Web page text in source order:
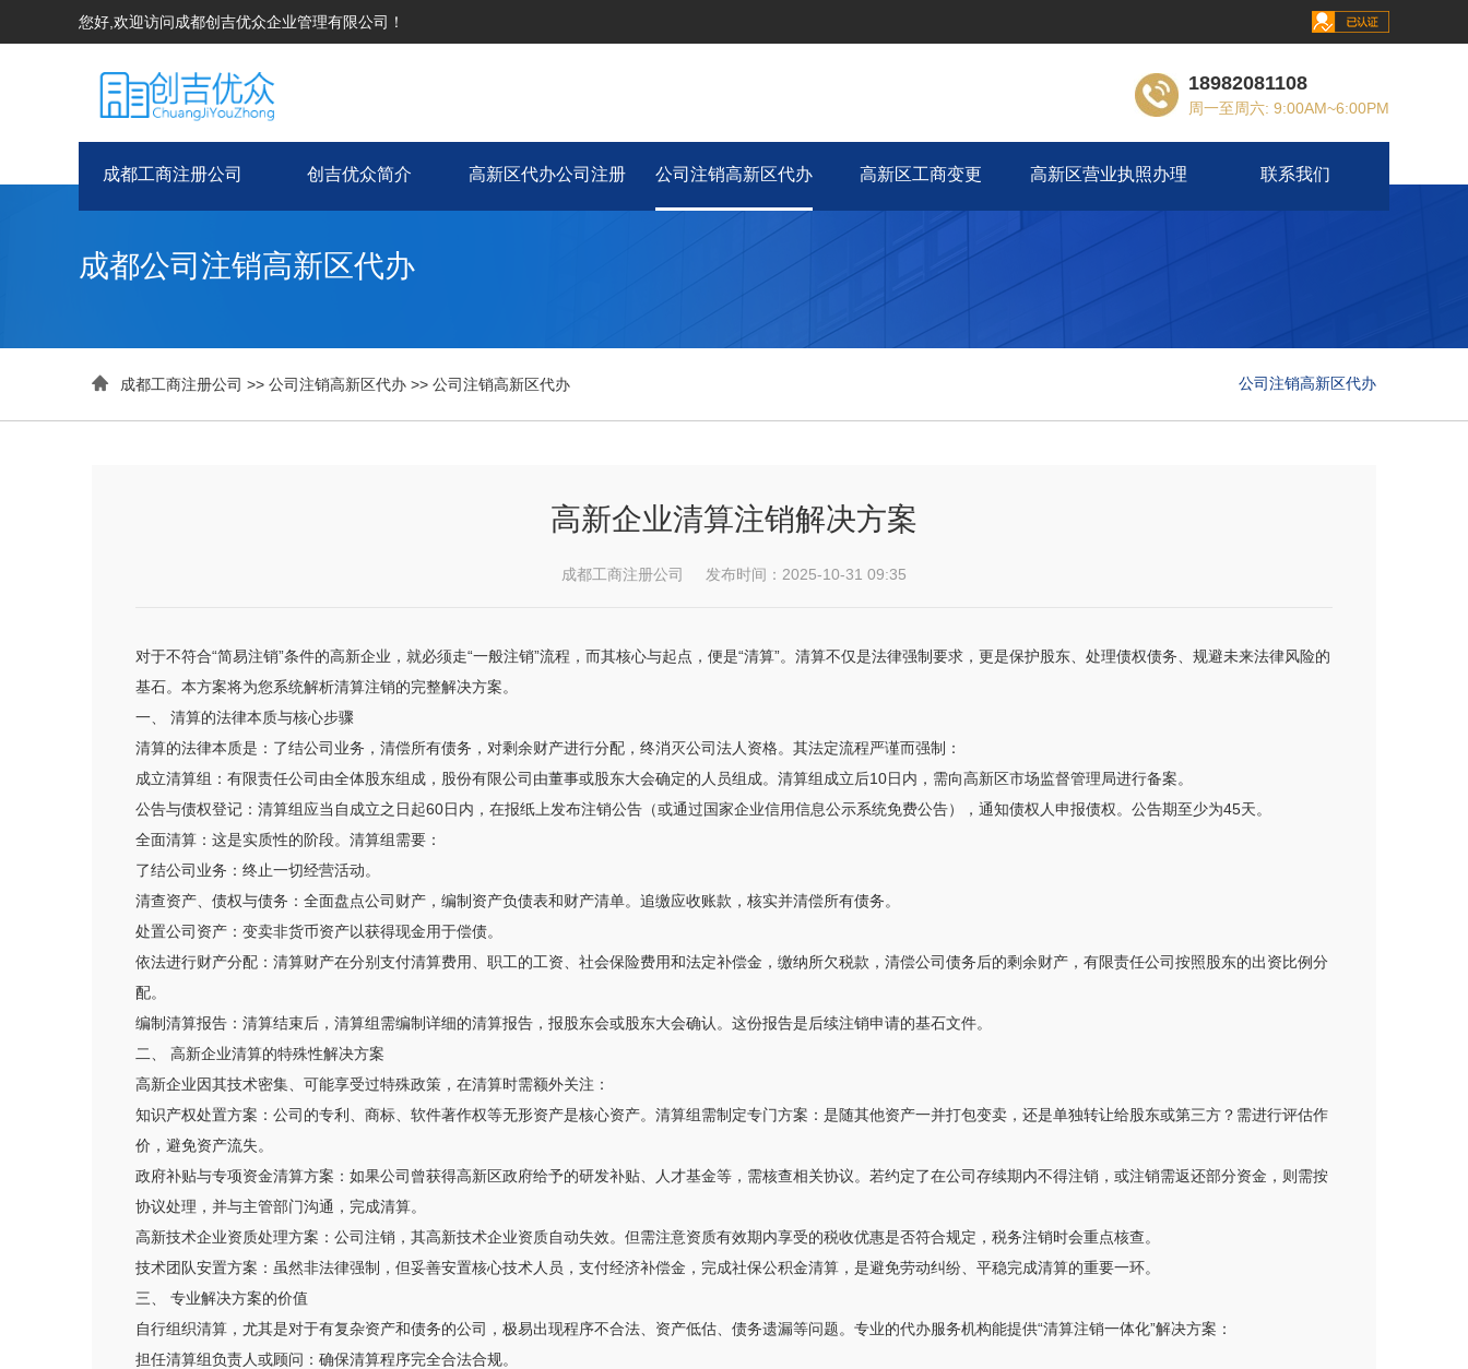
您好,欢迎访问成都创吉优众企业管理有限公司！
18982081108
周一至周六: 9:00AM~6:00PM
成都工商注册公司 创吉优众简介 高新区代办公司注册 公司注销高新区代办 高新区工商变更 高新区营业执照办理 联系我们
成都公司注销高新区代办
 成都工商注册公司 >> 公司注销高新区代办 >> 公司注销高新区代办 公司注销高新区代办
高新企业清算注销解决方案
成都工商注册公司 发布时间：2025-10-31 09:35
对于不符合“简易注销”条件的高新企业，就必须走“一般注销”流程，而其核心与起点，便是“清算”。清算不仅是法律强制要求，更是保护股东、处理债权债务、规避未来法律风险的
基石。本方案将为您系统解析清算注销的完整解决方案。
一、 清算的法律本质与核心步骤
清算的法律本质是：了结公司业务，清偿所有债务，对剩余财产进行分配，终消灭公司法人资格。其法定流程严谨而强制：
成立清算组：有限责任公司由全体股东组成，股份有限公司由董事或股东大会确定的人员组成。清算组成立后10日内，需向高新区市场监督管理局进行备案。
公告与债权登记：清算组应当自成立之日起60日内，在报纸上发布注销公告（或通过国家企业信用信息公示系统免费公告），通知债权人申报债权。公告期至少为45天。
全面清算：这是实质性的阶段。清算组需要：
了结公司业务：终止一切经营活动。
清查资产、债权与债务：全面盘点公司财产，编制资产负债表和财产清单。追缴应收账款，核实并清偿所有债务。
处置公司资产：变卖非货币资产以获得现金用于偿债。
依法进行财产分配：清算财产在分别支付清算费用、职工的工资、社会保险费用和法定补偿金，缴纳所欠税款，清偿公司债务后的剩余财产，有限责任公司按照股东的出资比例分
配。
编制清算报告：清算结束后，清算组需编制详细的清算报告，报股东会或股东大会确认。这份报告是后续注销申请的基石文件。
二、 高新企业清算的特殊性解决方案
高新企业因其技术密集、可能享受过特殊政策，在清算时需额外关注：
知识产权处置方案：公司的专利、商标、软件著作权等无形资产是核心资产。清算组需制定专门方案：是随其他资产一并打包变卖，还是单独转让给股东或第三方？需进行评估作
价，避免资产流失。
政府补贴与专项资金清算方案：如果公司曾获得高新区政府给予的研发补贴、人才基金等，需核查相关协议。若约定了在公司存续期内不得注销，或注销需返还部分资金，则需按
协议处理，并与主管部门沟通，完成清算。
高新技术企业资质处理方案：公司注销，其高新技术企业资质自动失效。但需注意资质有效期内享受的税收优惠是否符合规定，税务注销时会重点核查。
技术团队安置方案：虽然非法律强制，但妥善安置核心技术人员，支付经济补偿金，完成社保公积金清算，是避免劳动纠纷、平稳完成清算的重要一环。
三、 专业解决方案的价值
自行组织清算，尤其是对于有复杂资产和债务的公司，极易出现程序不合法、资产低估、债务遗漏等问题。专业的代办服务机构能提供“清算注销一体化”解决方案：
担任清算组负责人或顾问：确保清算程序完全合法合规。